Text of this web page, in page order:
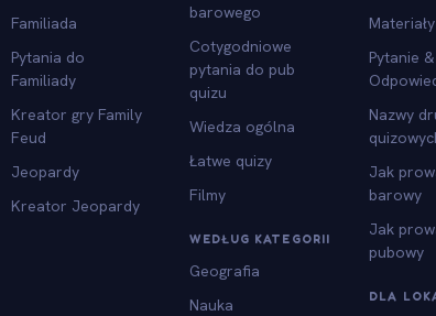
Familiada
Pytania do
Familiady
Kreator gry Family
Feud
Jeopardy
Kreator Jeopardy
barowego
Cotygodniowe
pytania do pub
quizu
Wiedza ogólna
Łatwe quizy
Filmy
WEDŁUG KATEGORII
Geografia
Nauka
Pytanie &
Nazwy
Jak
barowy
Jak
pubowy
DLA